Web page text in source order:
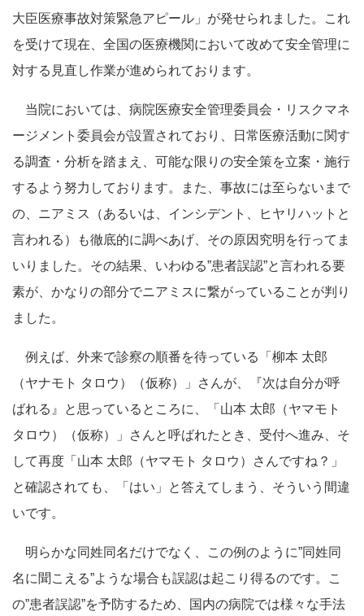
大臣医療事故対策緊急アピール」が発せられました。これ
を受けて現在、全国の医療機関において改めて安全管理に
対する見直し作業が進められております。
当院においては、病院医療安全管理委員会・リスクマネ
ージメント委員会が設置されており、日常医療活動に関す
る調査・分析を踏まえ、可能な限りの安全策を立案・施行
するよう努力しております。また、事故には至らないまで
の、ニアミス（あるいは、インシデント、ヒヤリハットと
言われる）も徹底的に調べあげ、その原因究明を行ってま
いりました。その結果、いわゆる”患者誤認”と言われる要
素が、かなりの部分でニアミスに繋がっていることが判り
ました。
例えば、外来で診察の順番を待っている「柳本 太郎
（ヤナモト タロウ）（仮称）」さんが、『次は自分が呼
ばれる』と思っているところに、「山本 太郎（ヤマモト
タロウ）（仮称）」さんと呼ばれたとき、受付へ進み、そ
して再度「山本 太郎（ヤマモト タロウ）さんですね？」
と確認されても、「はい」と答えてしまう、そういう間違
いです。
明らかな同姓同名だけでなく、この例のように”同姓同
名に聞こえる”ような場合も誤認は起こり得るのです。こ
の”患者誤認”を予防するため、国内の病院では様々な手法